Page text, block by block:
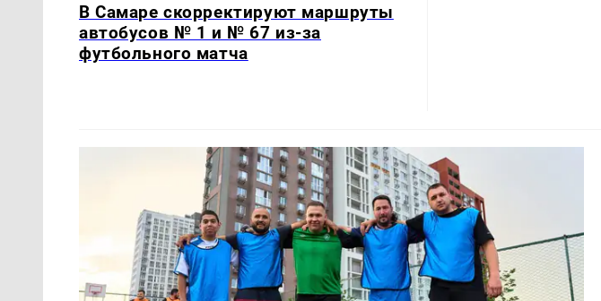
В Самаре скорректируют маршруты
автобусов № 1 и № 67 из-за
футбольного матча